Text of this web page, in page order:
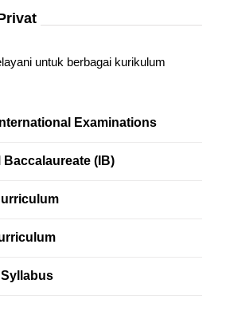
untuk berbagai kurikulum
Examinations
Baccalaureate (IB)